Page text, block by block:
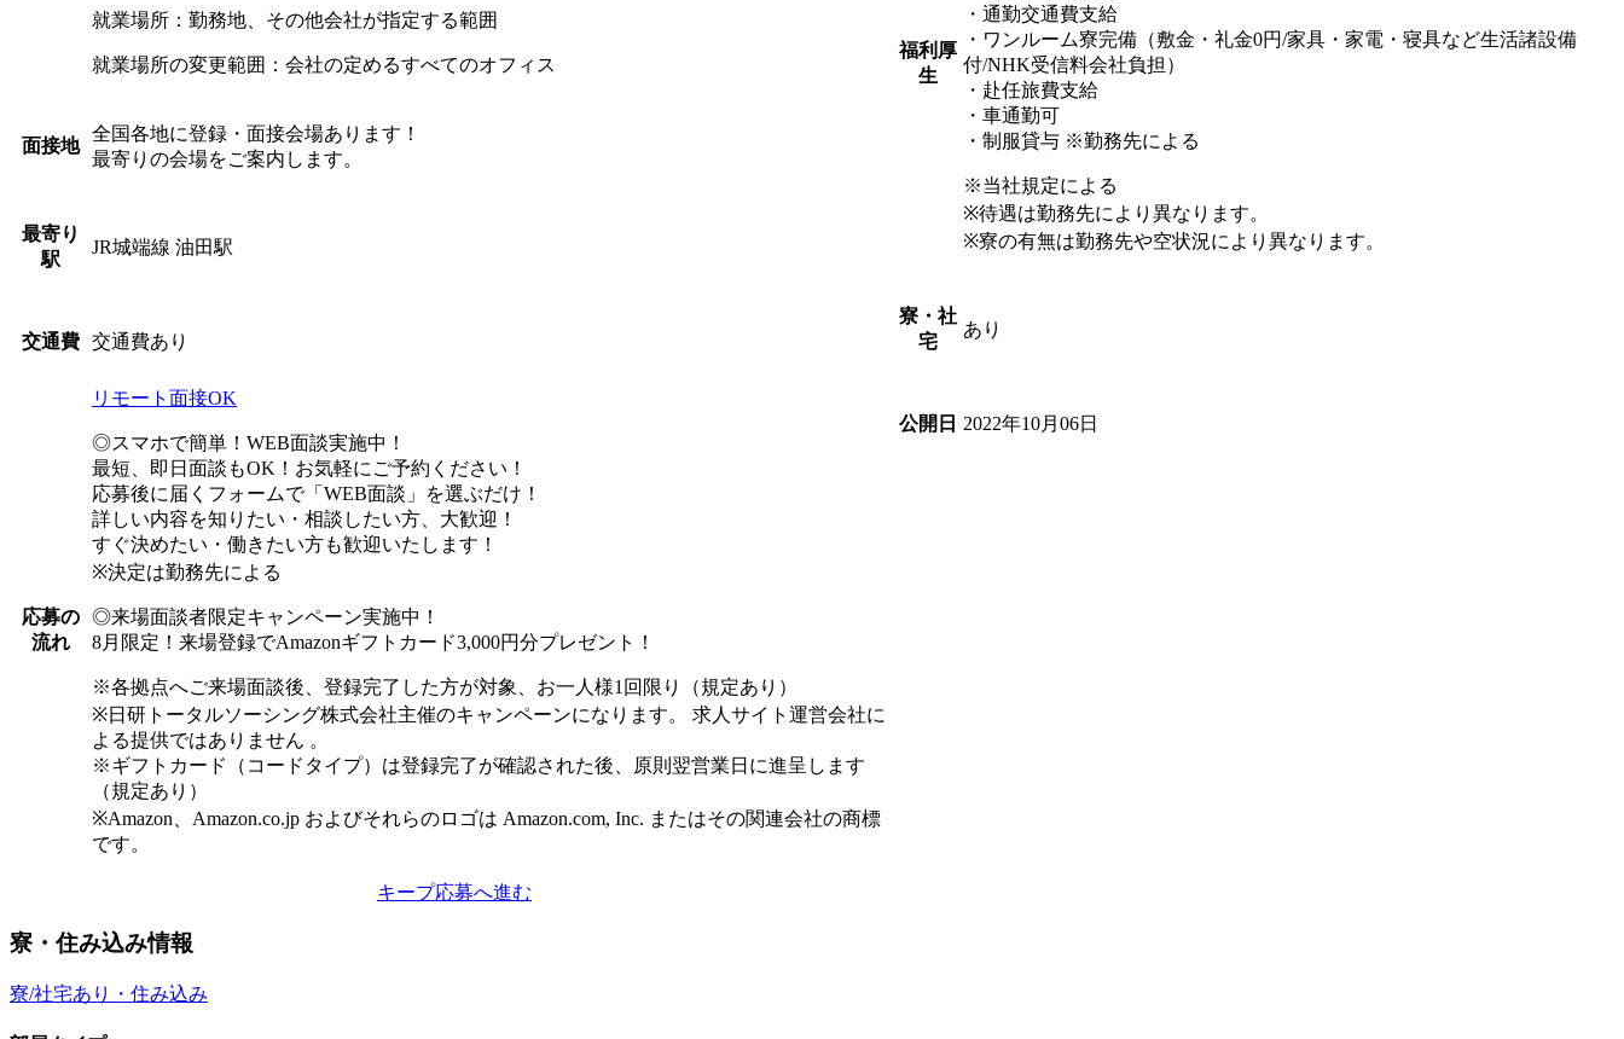
就業場所：勤務地、その他会社が指定する範囲
就業場所の変更範囲：会社の定めるすべてのオフィス
面接地
全国各地に登録・面接会場あります！
最寄りの会場をご案内します。
最寄り
駅
JR城端線 油田駅
交通費 交通費あり
応募の
流れ
リモート面接OK
◎スマホで簡単！WEB面談実施中！
最短、即日面談もOK！お気軽にご予約ください！
応募後に届くフォームで「WEB面談」を選ぶだけ！
詳しい内容を知りたい・相談したい方、大歓迎！
すぐ決めたい・働きたい方も歓迎いたします！
※決定は勤務先による
◎来場面談者限定キャンペーン実施中！
8月限定！来場登録でAmazonギフトカード3,000円分プレゼント！
※各拠点へご来場面談後、登録完了した方が対象、お一人様1回限り（規定あり）
※日研トータルソーシング株式会社主催のキャンペーンになります。 求人サイト運営会社に
よる提供ではありません 。
※ギフトカード（コードタイプ）は登録完了が確認された後、原則翌営業日に進呈します
（規定あり）
※Amazon、Amazon.co.jp およびそれらのロゴは Amazon.com, Inc. またはその関連会社の商標
です。
福利厚
生
・通勤交通費支給
・ワンルーム寮完備（敷金・礼金0円/家具・家電・寝具など生活諸設備
付/NHK受信料会社負担）
・赴任旅費支給
・車通勤可
・制服貸与 ※勤務先による
※当社規定による
※待遇は勤務先により異なります。
※寮の有無は勤務先や空状況により異なります。
寮・社
宅
あり
公開日 2022年10月06日
キープ応募へ進む
寮・住み込み情報
寮/社宅あり・住み込み